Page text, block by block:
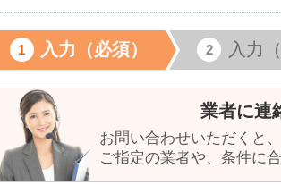
入力（必須） 入力
業者に連
お問い合わせいただくと
ご指定の業者や、条件に